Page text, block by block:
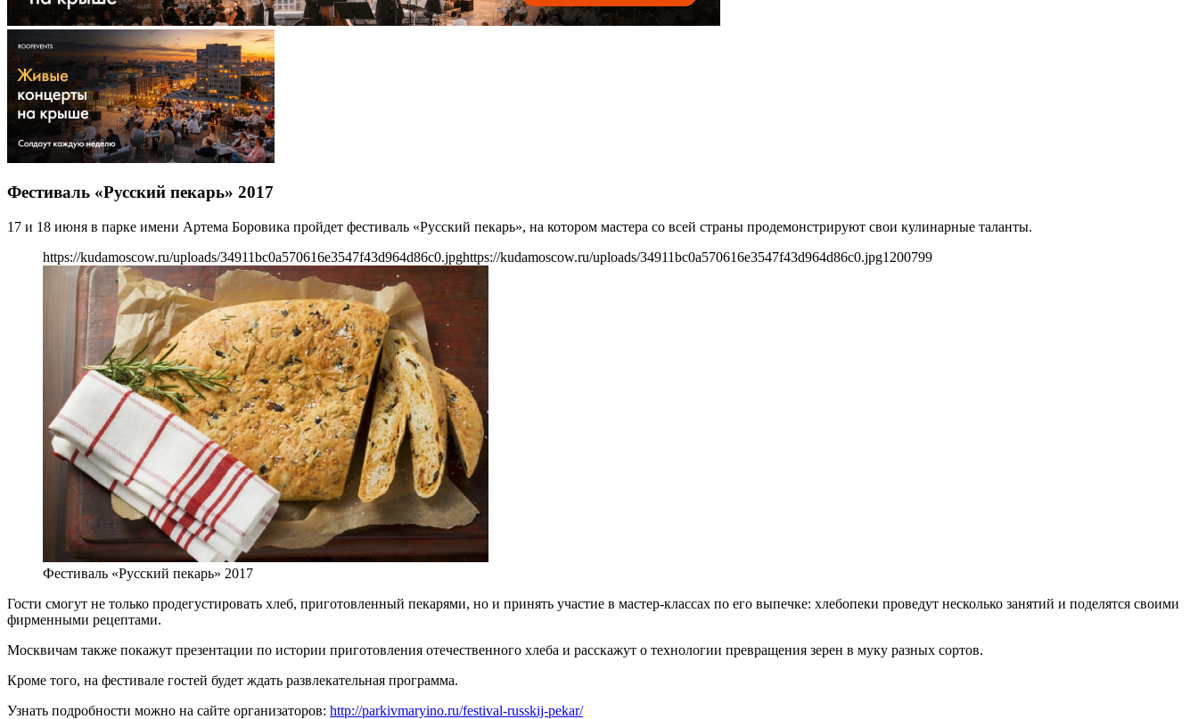
Фестиваль «Русский пекарь» 2017
17 и 18 июня в парке имени Артема Боровика пройдет фестиваль «Русский пекарь», на котором мастера со всей страны продемонстрируют свои кулинарные таланты.
https://kudamoscow.ru/uploads/34911bc0a570616e3547f43d964d86c0.jpghttps://kudamoscow.ru/uploads/34911bc0a570616e3547f43d964d86c0.jpg1200799
Фестиваль «Русский пекарь» 2017
Гости смогут не только продегустировать хлеб, приготовленный пекарями, но и принять участие в мастер-классах по его выпечке: хлебопеки проведут несколько занятий и поделятся своими
фирменными рецептами.
Москвичам также покажут презентации по истории приготовления отечественного хлеба и расскажут о технологии превращения зерен в муку разных сортов.
Кроме того, на фестивале гостей будет ждать развлекательная программа.
Узнать подробности можно на сайте организаторов: http://parkivmaryino.ru/festival-russkij-pekar/